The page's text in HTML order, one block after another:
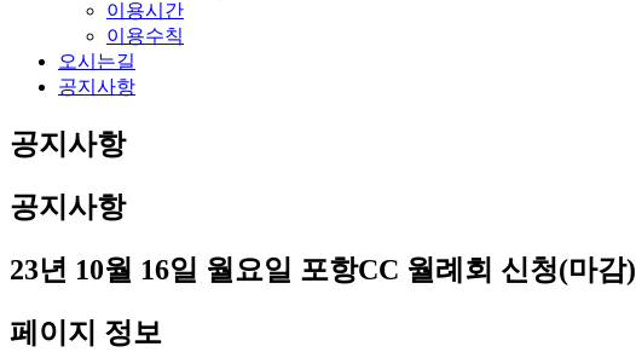
이용시간
이용수칙
오시는길
공지사항
공지사항
공지사항
23년 10월 16일 월요일 포항CC 월례회 신청(마감)
페이지 정보